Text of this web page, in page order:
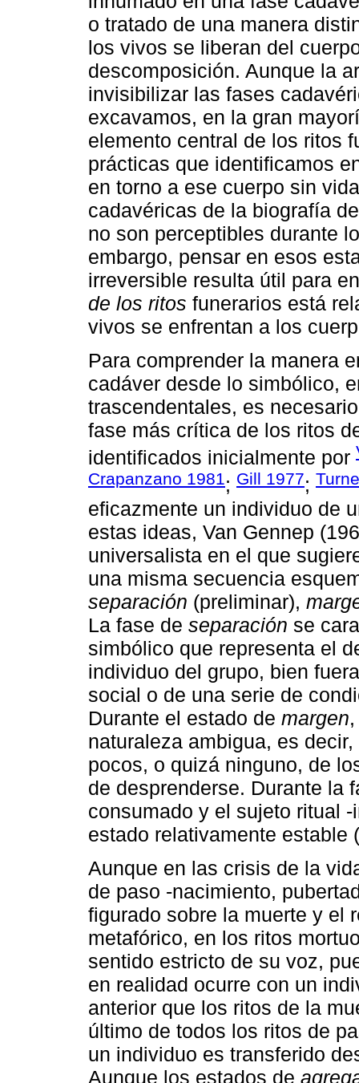
o tratado de una manera
los vivos se liberan del
descomposición. Aunque la
invisibilizar las fases
excavamos, en la gran
elemento central de los ritos
prácticas que identificamos
en torno a ese cuerpo sin
cadavéricas de la biografía
no son perceptibles durante
embargo, pensar en esos
irreversible resulta útil para
de los ritos funerarios está
vivos se enfrentan a los
Para comprender la manera
cadáver desde lo simbólico,
trascendentales, es
fase más crítica de los ritos
identificados inicialmente por
Crapanzano 1981; Gill 1977;
eficazmente un individuo de
estas ideas, Van Gennep
universalista en el que
una misma secuencia
separación (preliminar),
La fase de separación se
simbólico que representa el
individuo del grupo, bien
social o de una serie de
Durante el estado de margen
naturaleza ambigua, es
pocos, o quizá ninguno, de
de desprenderse. Durante la
consumado y el sujeto ritual
estado relativamente estable
Aunque en las crisis de la
de paso -nacimiento,
figurado sobre la muerte y el
metafórico, en los ritos
sentido estricto de su voz,
en realidad ocurre con un
anterior que los ritos de la
último de todos los ritos de
un individuo es transferido
Aunque los estados de